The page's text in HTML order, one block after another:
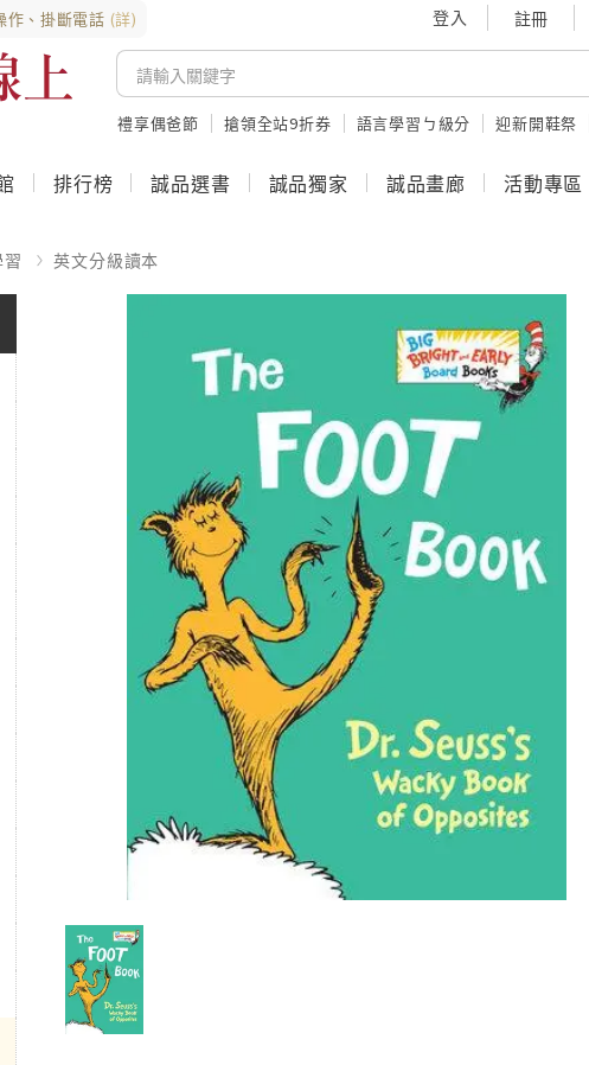
作、掛斷電話 (詳) 登入 註冊
禮享偶爸節 搶領全站9折券 語言學習ㄅ級分 迎新開鞋祭
排行榜 誠品選書 誠品獨家 誠品畫廊 活動專區
英文分級讀本